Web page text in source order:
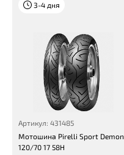
3-4 дня
Артикул: 431485
Мотошина Pirelli Sport Demon
120/70 17 58H